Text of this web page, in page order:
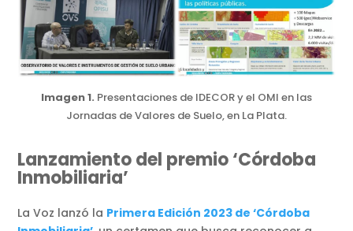
Imagen 1. Presentaciones de IDECOR y el OMI en las
Jornadas de Valores de Suelo, en La Plata.
Lanzamiento del premio ‘Córdoba
Inmobiliaria’
La Voz lanzó la Primera Edición 2023 de ‘Córdoba